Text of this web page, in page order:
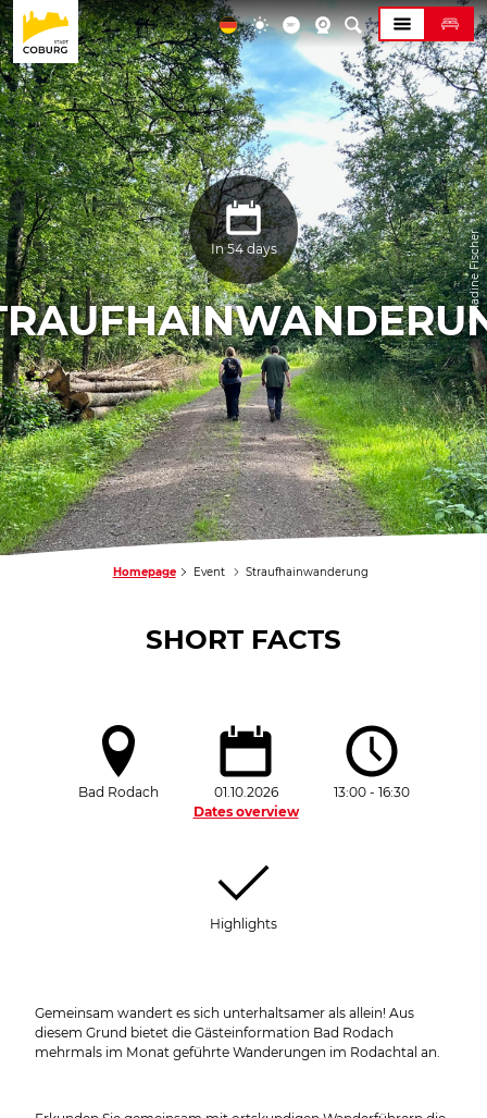
© Nadine Fischer
In 54 days
Homepage Event Straufhainwanderung
SHORT FACTS
Bad Rodach
01.10.2026
Dates overview
13:00 - 16:30
Highlights
Gemeinsam wandert es sich unterhaltsamer als allein! Aus
diesem Grund bietet die Gästeinformation Bad Rodach
mehrmals im Monat geführte Wanderungen im Rodachtal an.